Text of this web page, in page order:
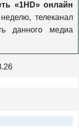
«1HD» онлайн
телеканал
данного медиа